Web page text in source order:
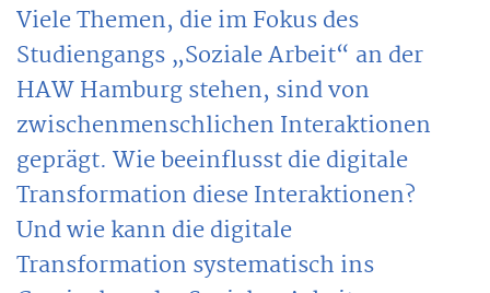
Viele Themen, die im Fokus des
Studiengangs „Soziale Arbeit“ an der
HAW Hamburg stehen, sind von
zwischenmenschlichen Interaktionen
geprägt. Wie beeinflusst die digitale
Transformation diese Interaktionen?
Und wie kann die digitale
Transformation systematisch ins